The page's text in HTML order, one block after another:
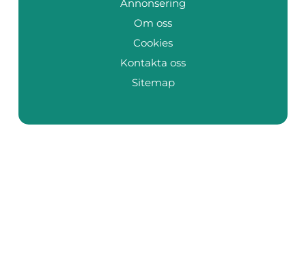
Annonsering
Om oss
Cookies
Kontakta oss
Sitemap